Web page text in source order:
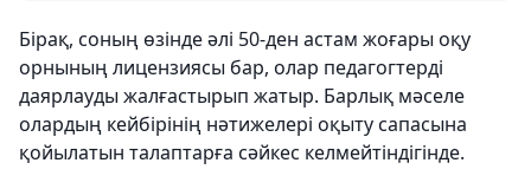
Бірақ, соның өзінде әлі 50-ден астам жоғары оқу
орнының лицензиясы бар, олар педагогтерді
даярлауды жалғастырып жатыр. Барлық мәселе
олардың кейбірінің нәтижелері оқыту сапасына
қойылатын талаптарға сәйкес келмейтіндігінде.